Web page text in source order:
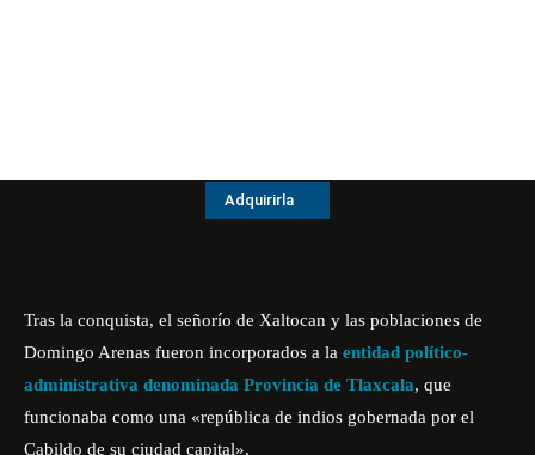
Adquirirla
Tras la conquista, el señorío de Xaltocan y las poblaciones de
Domingo Arenas fueron incorporados a la entidad político-
administrativa denominada Provincia de Tlaxcala, que
funcionaba como una «república de indios gobernada por el
Cabildo de su ciudad capital».